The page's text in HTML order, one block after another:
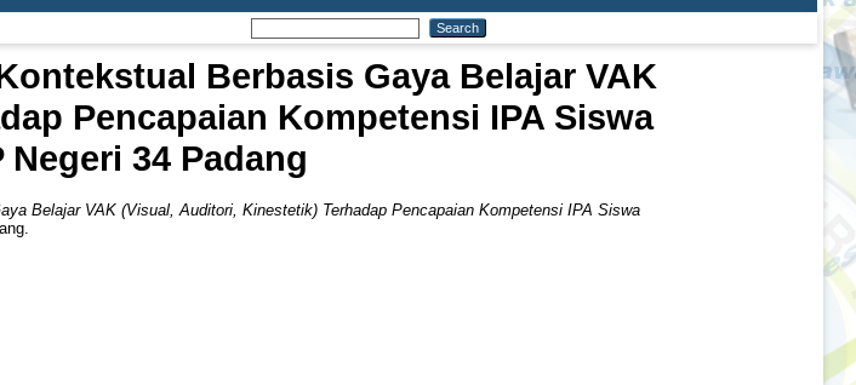
Berbasis Gaya Belajar VAK
Pencapaian Kompetensi IPA Siswa
Negeri 34 Padang
Belajar VAK (Visual, Auditori, Kinestetik) Terhadap Pencapaian Kompetensi IPA Siswa